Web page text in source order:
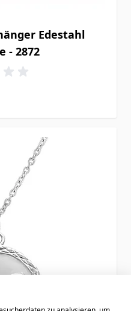
Edestahl
- 2872